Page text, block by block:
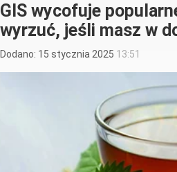
GIS wycofuje
wyrzuć, jeśli masz w
Dodano: 15 stycznia 2025 13:51